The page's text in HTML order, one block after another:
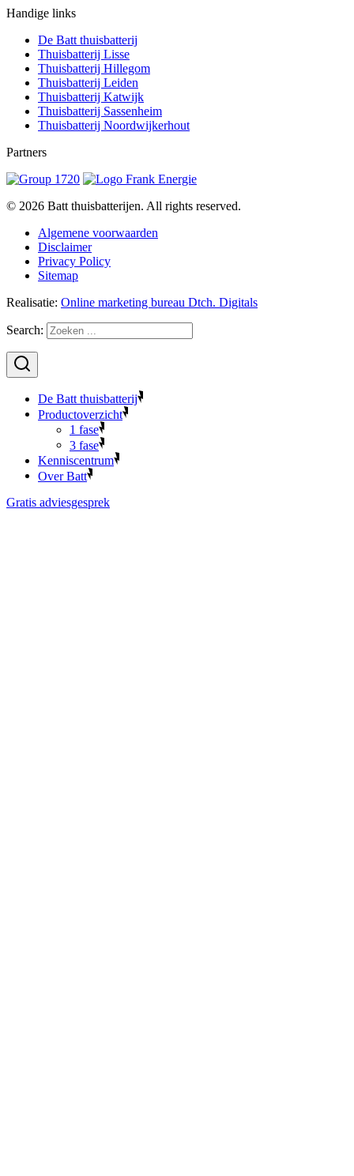
Handige links
De Batt thuisbatterij
Thuisbatterij Lisse
Thuisbatterij Hillegom
Thuisbatterij Leiden
Thuisbatterij Katwijk
Thuisbatterij Sassenheim
Thuisbatterij Noordwijkerhout
Partners
© 2026 Batt thuisbatterijen. All rights reserved.
Algemene voorwaarden
Disclaimer
Privacy Policy
Sitemap
Realisatie: Online marketing bureau Dtch. Digitals
Search:
De Batt thuisbatterij
Productoverzicht
1 fase
3 fase
Kenniscentrum
Over Batt
Gratis adviesgesprek